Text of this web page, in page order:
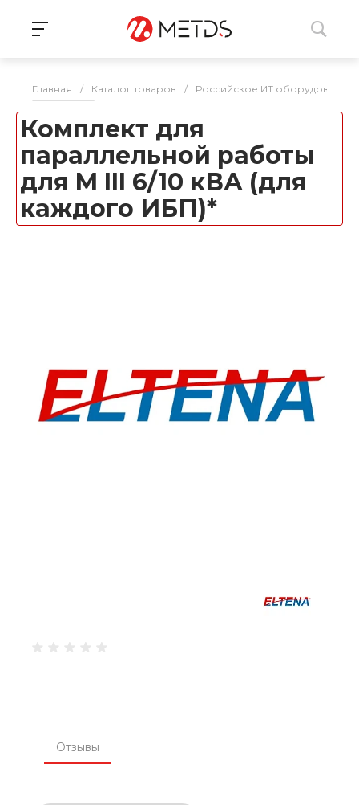
Главная / Каталог товаров / Российское ИТ оборудование
Комплект для
параллельной работы
для M III 6/10 кВА (для
каждого ИБП)*
Отзывы